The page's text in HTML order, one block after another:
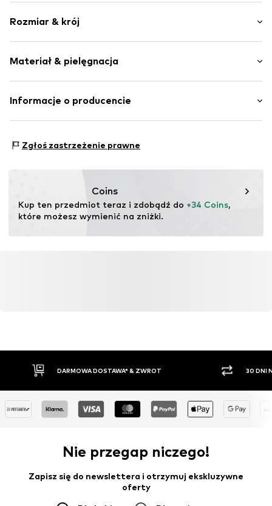
Bawełna
Dekolt Carmen
Wycięte ramiona
Miękki w dotyku
Rozmiar & krój
Długość: Krótkie/Mini
Krój: Wąski krój
Materiał & pielęgnacja
Materiał: 100% Bawełna
Informacje o producencie
22457 Hamburg
Zgłoś zastrzeżenie prawne
Coins
Kup ten przedmiot teraz i zdobądź do +34 Coins,
które możesz wymienić na zniżki.
DARMOWA DOSTAWA* & ZWROT 30 DNI
Nie przegap niczego!
Zapisz się do newslettera i otrzymuj ekskluzywne
oferty